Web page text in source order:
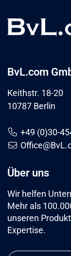
BvL.com
Keithstr. 18-20
10787 Berlin
+49 (0)30-
Über uns
Wir helfen
Mehr als
unseren
Expertise.